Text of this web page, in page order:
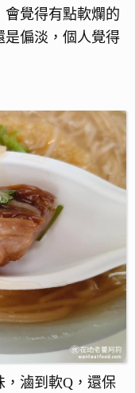
覺得有點軟爛的
是偏淡，個人覺得
，滷到軟Q，還保